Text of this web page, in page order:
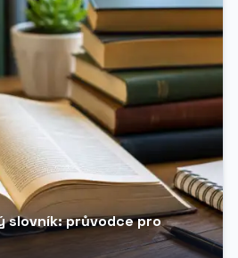
slovník: průvodce pro